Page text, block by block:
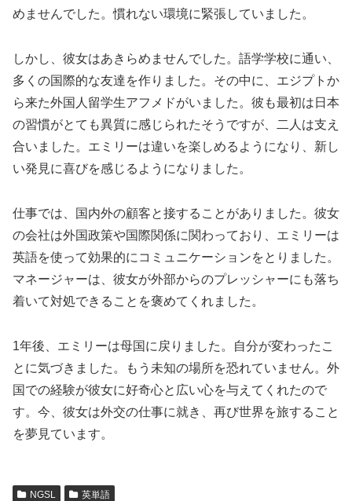
めませんでした。慣れない環境に緊張していました。
しかし、彼女はあきらめませんでした。語学学校に通い、
多くの国際的な友達を作りました。その中に、エジプトか
ら来た外国人留学生アフメドがいました。彼も最初は日本
の習慣がとても異質に感じられたそうですが、二人は支え
合いました。エミリーは違いを楽しめるようになり、新し
い発見に喜びを感じるようになりました。
仕事では、国内外の顧客と接することがありました。彼女
の会社は外国政策や国際関係に関わっており、エミリーは
英語を使って効果的にコミュニケーションをとりました。
マネージャーは、彼女が外部からのプレッシャーにも落ち
着いて対処できることを褒めてくれました。
1年後、エミリーは母国に戻りました。自分が変わったこ
とに気づきました。もう未知の場所を恐れていません。外
国での経験が彼女に好奇心と広い心を与えてくれたので
す。今、彼女は外交の仕事に就き、再び世界を旅すること
を夢見ています。
NGSL 英単語